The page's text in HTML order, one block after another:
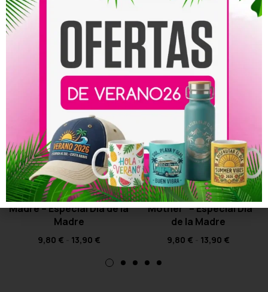
Productos relacionados
Camiseta Yo Soy Tu
Madre – Especial Día de la
Madre
9,80 € 13,90 €
Camiseta La Verdadera
“Mother” – Especial Día
de la Madre
9,80 € 13,90 €